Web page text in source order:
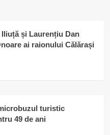
și Laurențiu Dan
ai raionului Călărași
turistic
49 de ani